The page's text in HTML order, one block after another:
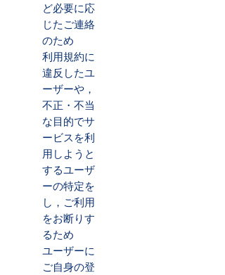
ど必要に応
じたご連絡
のため
利用規約に
違反したユ
ーザーや，
不正・不当
な目的でサ
ービスを利
用しようと
するユーザ
ーの特定を
し，ご利用
をお断りす
るため
ユーザーに
ご自身の登